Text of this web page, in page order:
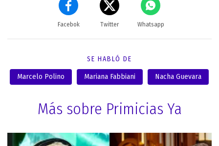
Facebok Twitter Whatsapp
SE HABLÓ DE
Marcelo Polino Mariana Fabbiani Nacha Guevara
Más sobre Primicias Ya